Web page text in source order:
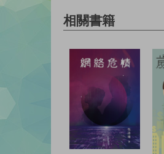
相關書籍